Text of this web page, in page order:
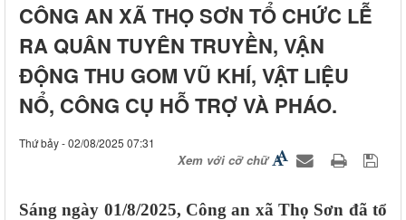
CÔNG AN XÃ THỌ SƠN TỔ CHỨC LỄ
RA QUÂN TUYÊN TRUYỀN, VẬN
ĐỘNG THU GOM VŨ KHÍ, VẬT LIỆU
NỔ, CÔNG CỤ HỖ TRỢ VÀ PHÁO.
Thứ bảy - 02/08/2025 07:31
Xem với cỡ chữ
Sáng ngày 01/8/2025, Công an xã Thọ Sơn đã tổ